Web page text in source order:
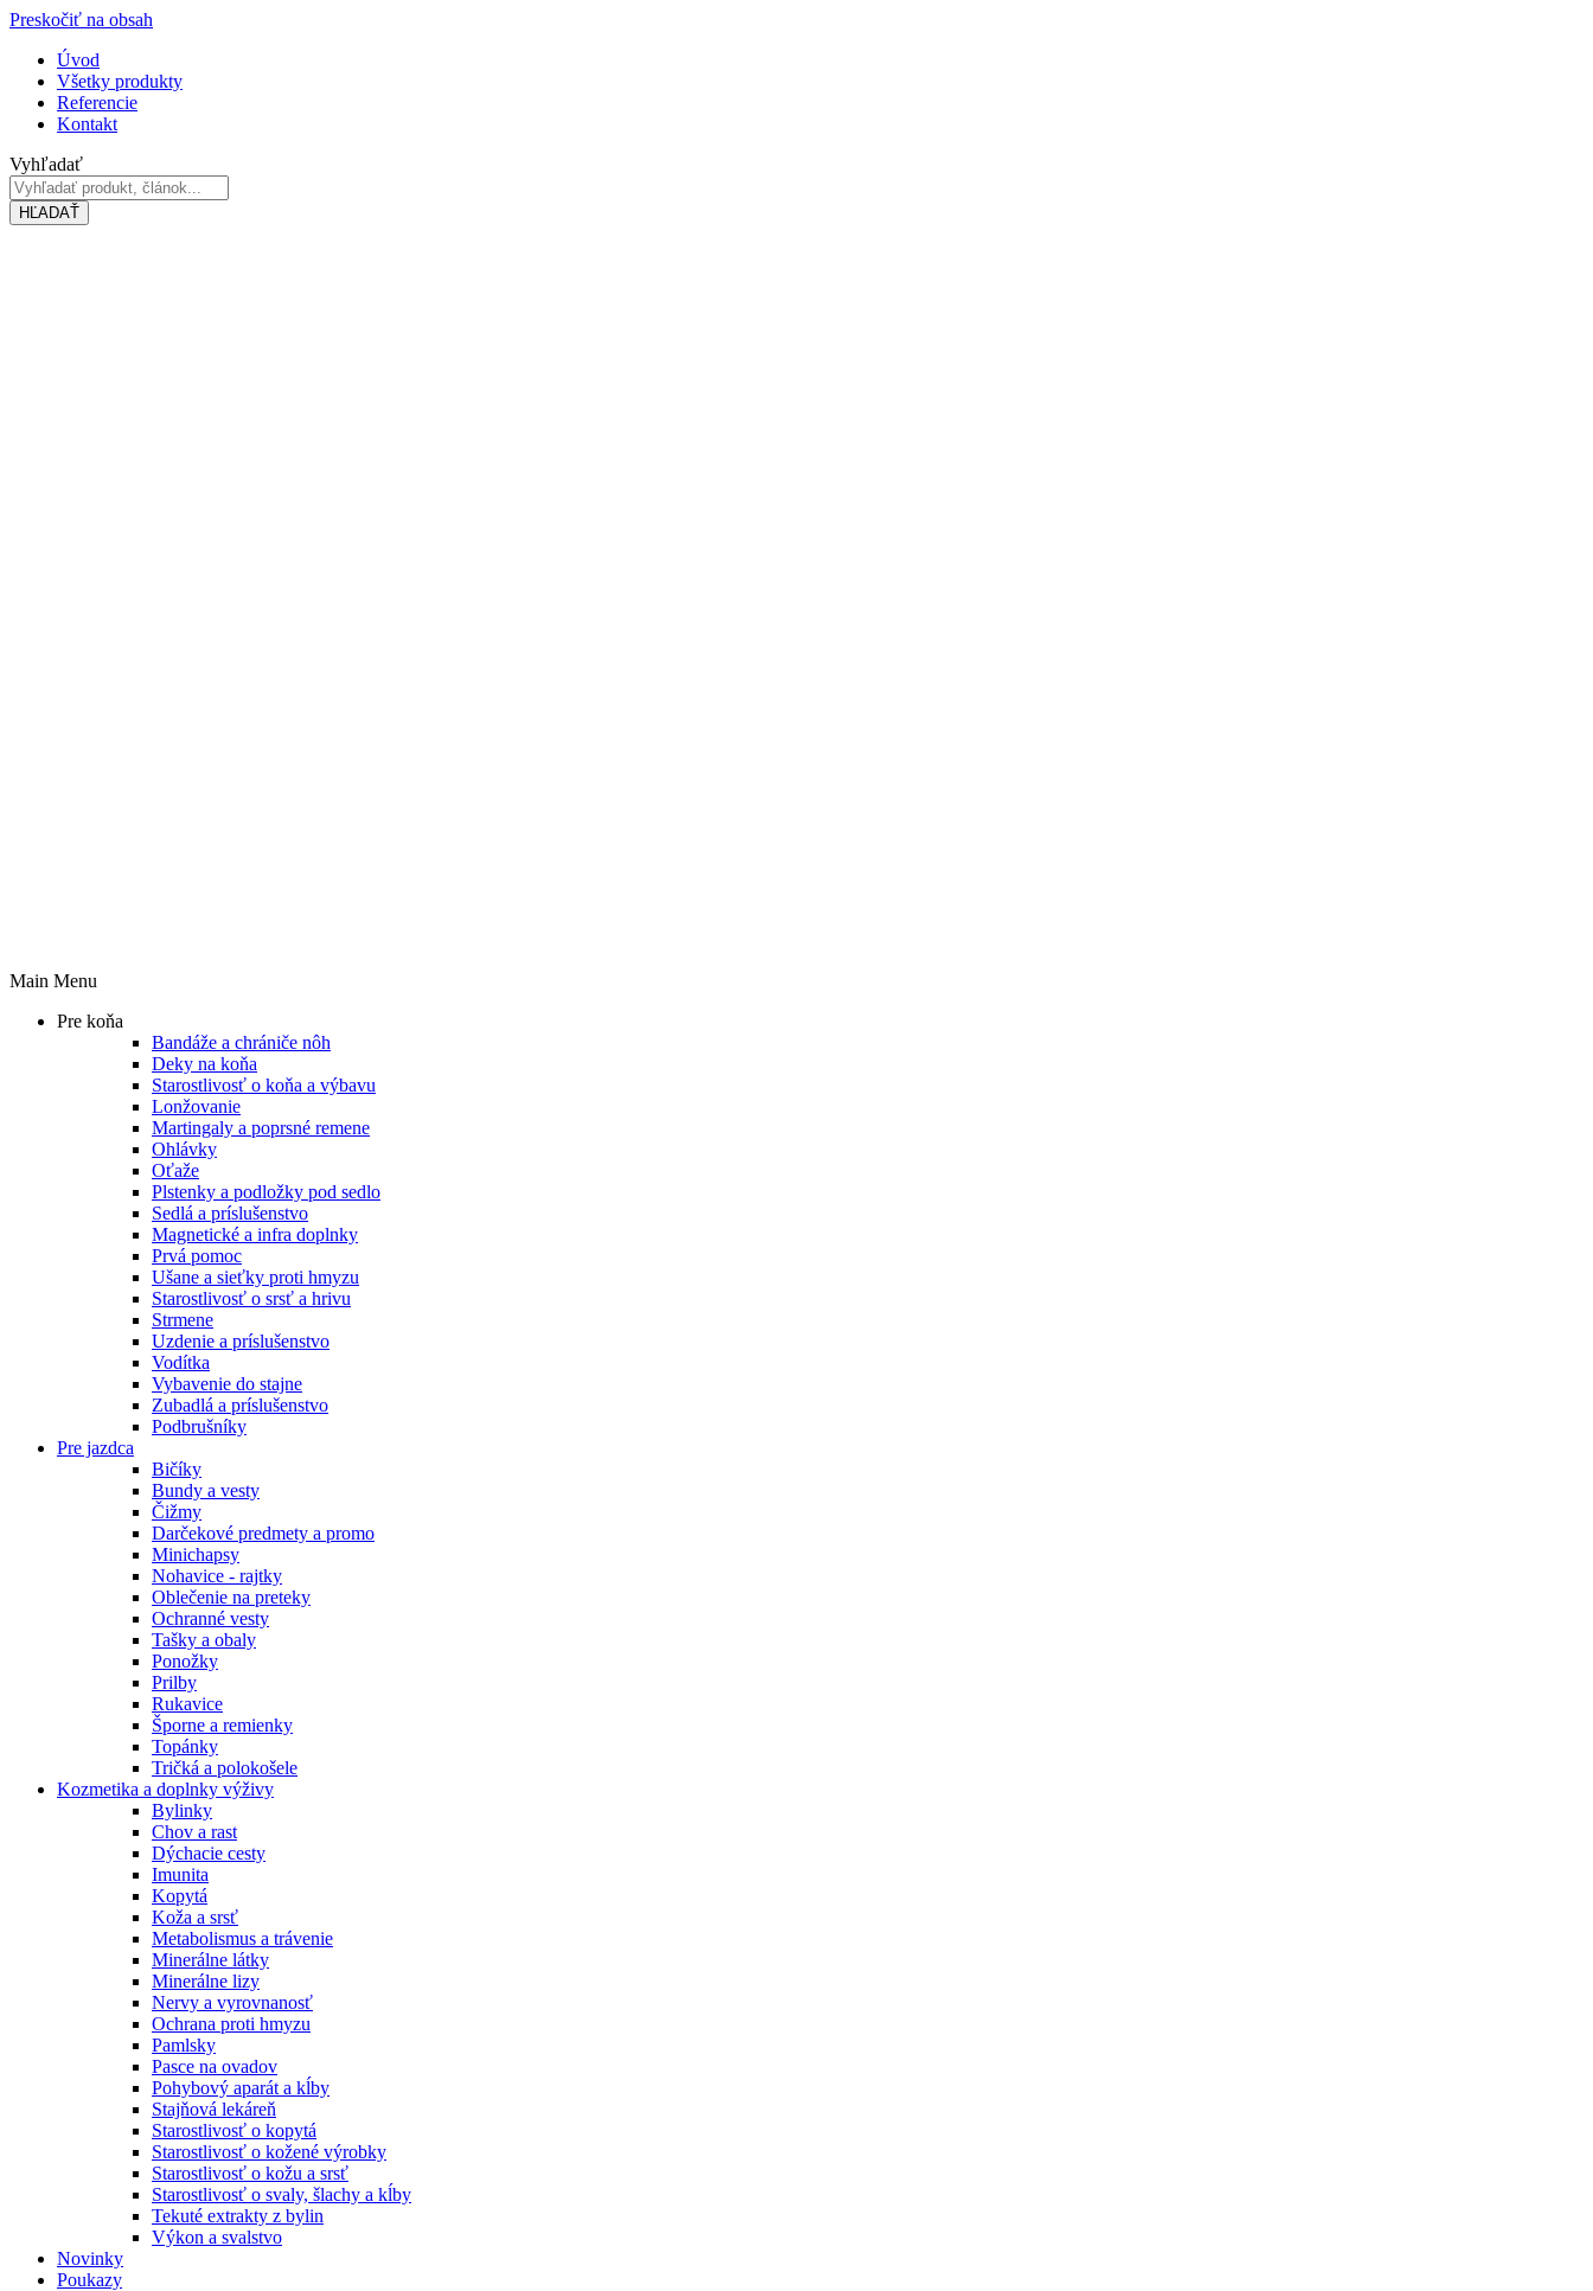
Preskočiť na obsah
Úvod
Všetky produkty
Referencie
Kontakt
Vyhľadať
HĽADAŤ
Main Menu
Pre koňa
Bandáže a chrániče nôh
Deky na koňa
Starostlivosť o koňa a výbavu
Lonžovanie
Martingaly a poprsné remene
Ohlávky
Oťaže
Plstenky a podložky pod sedlo
Sedlá a príslušenstvo
Magnetické a infra doplnky
Prvá pomoc
Ušane a sieťky proti hmyzu
Starostlivosť o srsť a hrivu
Strmene
Uzdenie a príslušenstvo
Vodítka
Vybavenie do stajne
Zubadlá a príslušenstvo
Podbrušníky
Pre jazdca
Bičíky
Bundy a vesty
Čižmy
Darčekové predmety a promo
Minichapsy
Nohavice - rajtky
Oblečenie na preteky
Ochranné vesty
Tašky a obaly
Ponožky
Prilby
Rukavice
Šporne a remienky
Topánky
Tričká a polokošele
Kozmetika a doplnky výživy
Bylinky
Chov a rast
Dýchacie cesty
Imunita
Kopytá
Koža a srsť
Metabolismus a trávenie
Minerálne látky
Minerálne lizy
Nervy a vyrovnanosť
Ochrana proti hmyzu
Pamlsky
Pasce na ovadov
Pohybový aparát a kĺby
Stajňová lekáreň
Starostlivosť o kopytá
Starostlivosť o kožené výrobky
Starostlivosť o kožu a srsť
Starostlivosť o svaly, šlachy a kĺby
Tekuté extrakty z bylin
Výkon a svalstvo
Novinky
Poukazy